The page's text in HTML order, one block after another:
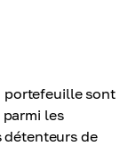
portefeuille sont
les
détenteurs de